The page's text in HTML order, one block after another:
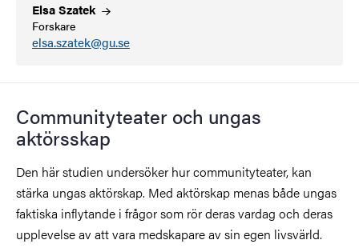
ElsaSzatek
Forskare
elsa.szatek@gu.se
Communityteater och ungas
aktörsskap
Den här studien undersöker hur communityteater, kan
stärka ungas aktörskap. Med aktörskap menas både ungas
faktiska inflytande i frågor som rör deras vardag och deras
upplevelse av att vara medskapare av sin egen livsvärld.